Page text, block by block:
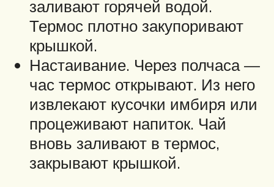
заливают горячей водой.
Термос плотно закупоривают
крышкой.
Настаивание. Через полчаса —
час термос открывают. Из него
извлекают кусочки имбиря или
процеживают напиток. Чай
вновь заливают в термос,
закрывают крышкой.